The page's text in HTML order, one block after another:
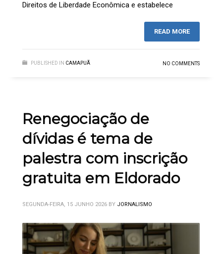
Direitos de Liberdade Econômica e estabelece
READ MORE
PUBLISHED IN CAMAPUÃ NO COMMENTS
Renegociação de
dívidas é tema de
palestra com inscrição
gratuita em Eldorado
SEGUNDA-FEIRA, 15 JUNHO 2026 BY JORNALISMO